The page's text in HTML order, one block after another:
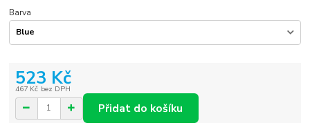
Barva
523 Kč
467 Kč bez DPH
Přidat do košíku